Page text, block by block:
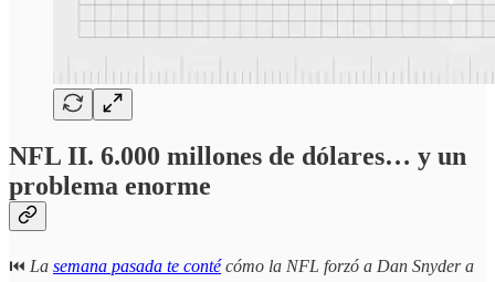
NFL II. 6.000 millones de dólares… y un
problema enorme
⏮️ La semana pasada te contécómo la NFL forzó a Dan Snyder a